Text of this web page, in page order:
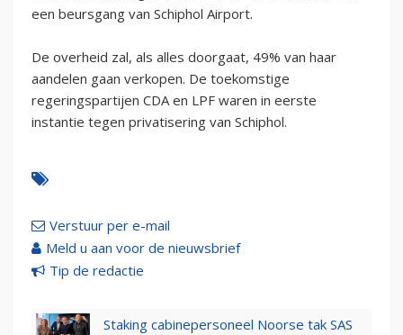
een beursgang van Schiphol Airport.
De overheid zal, als alles doorgaat, 49% van haar
aandelen gaan verkopen. De toekomstige
regeringspartijen CDA en LPF waren in eerste
instantie tegen privatisering van Schiphol.
Verstuur per e-mail
Meld u aan voor de nieuwsbrief
Tip de redactie
Staking cabinepersoneel Noorse tak SAS